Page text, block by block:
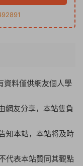
資料僅供網友個人學
網友分享，本站隻負
知本站，本站将及時
代表本站贊同其觀點